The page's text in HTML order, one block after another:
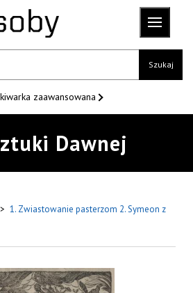
Szukaj
zaawansowana
Dawnej
> 1. Zwiastowanie pasterzom 2. Symeon z